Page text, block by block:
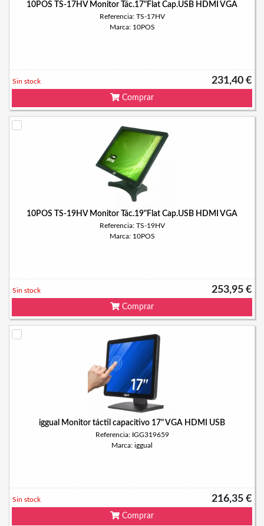
10POS TS-17HV Monitor Tác.17"Flat Cap.USB HDMI VGA
Referencia: TS-17HV
Marca: 10POS
231,40 €
Sin stock
Comprar
10POS TS-19HV Monitor Tác.19"Flat Cap.USB HDMI VGA
Referencia: TS-19HV
Marca: 10POS
253,95 €
Sin stock
Comprar
iggual Monitor táctil capacitivo 17" VGA HDMI USB
Referencia: IGG319659
Marca: iggual
216,35 €
Sin stock
Comprar